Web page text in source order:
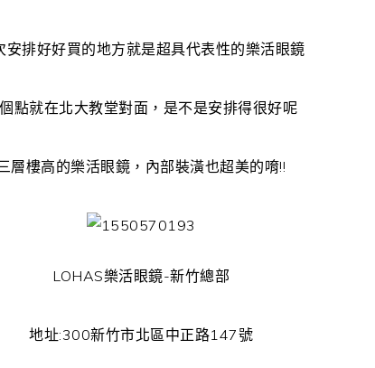
安排好好買的地方就是超具代表性的樂活眼鏡
點就在北大教堂對面，是不是安排得很好呢
層樓高的樂活眼鏡，內部裝潢也超美的唷!!
LOHAS樂活眼鏡-新竹總部
地址:300新竹市北區中正路147號